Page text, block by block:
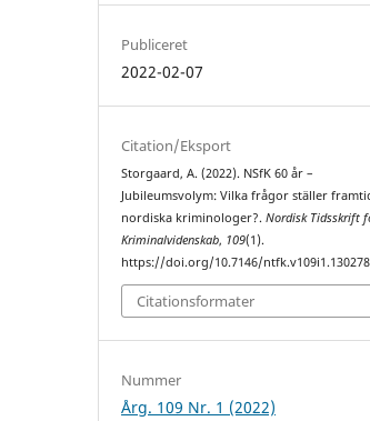
Publiceret
2022-02-07
Citation/Eksport
Storgaard, A. (2022). NSfK 60 år –
Jubileumsvolym: Vilka frågor ställer
nordiska kriminologer?.Nordisk Tidsskrift
Kriminalvidenskab, 109(1).
https://doi.org/10.7146/ntfk.v109i1.130278
Citationsformater
Nummer
Årg. 109 Nr. 1 (2022)